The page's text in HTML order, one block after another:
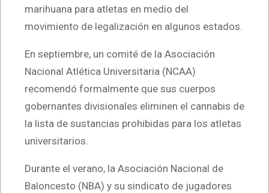
marihuana para atletas en medio del
movimiento de legalización en algunos estados.
En septiembre, un comité de la Asociación
Nacional Atlética Universitaria (NCAA)
recomendó formalmente que sus cuerpos
gobernantes divisionales eliminen el cannabis de
la lista de sustancias prohibidas para los atletas
universitarios.
Durante el verano, la Asociación Nacional de
Baloncesto (NBA) y su sindicato de jugadores